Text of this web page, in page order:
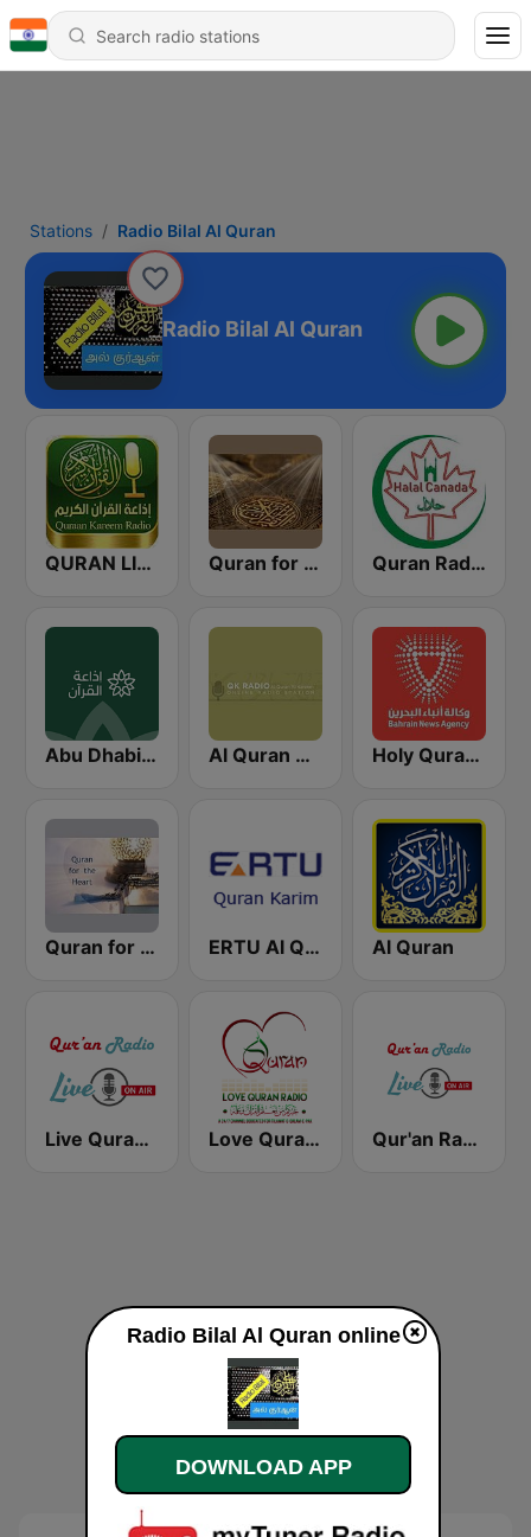
Stations Radio Bilal Al Quran
Radio Bilal Al Quran
QURAN LIVE RADIO Quran for the Soul Quran Radio of Canada
Abu Dhabi Quran Radio Al Quran Al Kareem Radio Holy Quran 106.1(106.1 القرآن الكريم)
Quran for the Heart القرآن للقلب ERTU Al Quran Al Kareem (إداعة القرآن الكريم) Al Quran
Live Quran Radio Love Quran Radio Qur'an Radio
Radio Bilal Al Quran online
DOWNLOAD APP